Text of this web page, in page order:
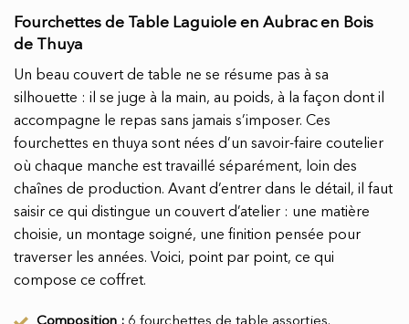
Fourchettes de Table Laguiole en Aubrac en Bois
de Thuya
Un beau couvert de table ne se résume pas à sa
silhouette : il se juge à la main, au poids, à la façon dont il
accompagne le repas sans jamais s’imposer. Ces
fourchettes en thuya sont nées d’un savoir-faire coutelier
où chaque manche est travaillé séparément, loin des
chaînes de production. Avant d’entrer dans le détail, il faut
saisir ce qui distingue un couvert d’atelier : une matière
choisie, un montage soigné, une finition pensée pour
traverser les années. Voici, point par point, ce qui
compose ce coffret.